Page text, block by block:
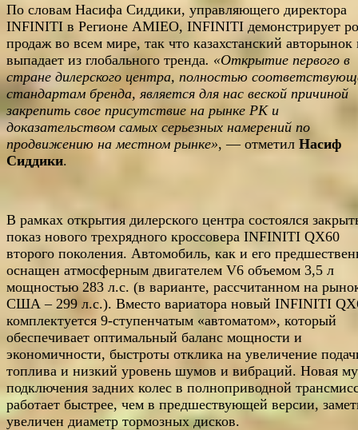
По словам Насифа Сиддики, управляющего директора
INFINITI в Регионе AMIEO, INFINITI демонстрирует
продаж во всем мире, так что казахстанский авторынок
выпадает из глобального тренда. «Открытие первого в
стране дилерского центра, полностью
стандартам бренда, является для нас веской причиной
закрепить свое присутствие на рынке РК и
доказательством самых серьезных намерений по
продвижению на местном рынке», — отметил Насиф
Сиддики.
В рамках открытия дилерского центра состоялся
показ нового трехрядного кроссовера INFINITI QX60
второго поколения. Автомобиль, как и его
оснащен атмосферным двигателем V6 объемом 3,5 л
мощностью 283 л.с. (в варианте, рассчитанном на
США – 299 л.с.). Вместо вариатора новый INFINITI
комплектуется 9-ступенчатым «автоматом», который
обеспечивает оптимальный баланс мощности и
экономичности, быстроты отклика на увеличение
топлива и низкий уровень шумов и вибраций. Новая
подключения задних колес в полноприводной
работает быстрее, чем в предшествующей версии,
увеличен диаметр тормозных дисков.